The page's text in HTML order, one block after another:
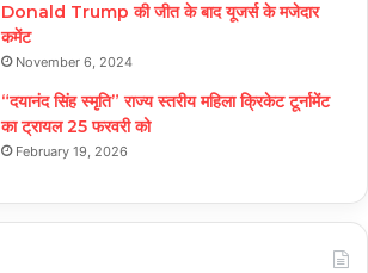
Donald Trump की जीत के बाद यूजर्स के मजेदार
कमेंट
November 6, 2024
“दयानंद सिंह स्मृति” राज्य स्तरीय महिला क्रिकेट टूर्नामेंट
का ट्रायल 25 फरवरी को
February 19, 2026